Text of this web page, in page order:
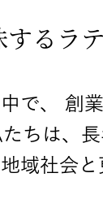
るラ
で、 創
ちは、
域社会